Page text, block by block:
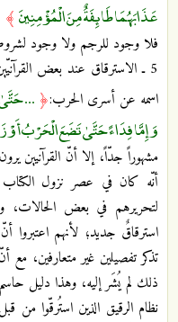
عَذَابَهُمَا طَائِفَةٌ مِنَ الْمُؤْمِنِينَ ﴾
فلا وجود للرجم ولا وجود
5 ـ الاسترقاق عند بعض
اسمه عن أسرى الحرب:﴿ ...
وَإِمَّا فِدَاءً حَتَّىٰ تَضَعَ الْحَرْبُ
مشهوراً جدّاً، إلا أنّ القرآنيين
أنّه كان في عصر نزول الكتاب
لتحريرهم في بعض
استرقاقٌ جديد؛ لأنهم اعتبروا
تذكر تفصيلين غير متعارفين، مع
ذلك لم يُشَر إليه، وهذا دليل
نظام الرقيق الذين استُرقّوا من